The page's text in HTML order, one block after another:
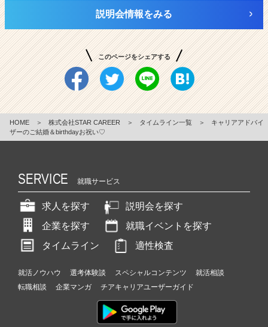
説明会情報をみる
このページをシェアする
HOME ＞ 株式会社STAR CAREER ＞ タイムライン一覧 ＞
キャリアアドバイ
ザーのご結婚＆birthdayお祝い♡
SERVICE 就職サービス
求人を探す
説明会を探す
企業を探す
就職イベントを探す
タイムライン
適性検査
就活ノウハウ 選考体験談 スペシャルコンテンツ
就活相談
転職相談
企業マンガ チアキャリアユーザーガイド